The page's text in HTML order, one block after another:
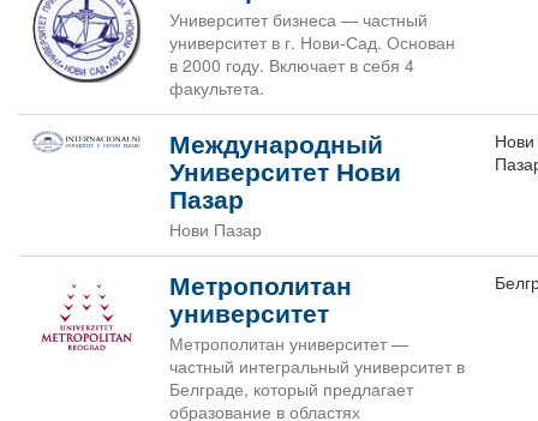
Университет бизнеса — частный
университет в г. Нови-Сад. Основан
в 2000 году. Включает в себя 4
факультета.
Международный
Университет Нови
Пазар
Нови Пазар
Нови
Метрополитан
университет
Метрополитан университет —
частный интегральный университет в
Белграде, который предлагает
образование в областях